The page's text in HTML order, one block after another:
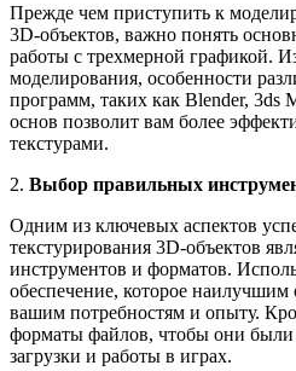
Прежде чем приступить к
3D-объектов, важно понять
работы с трехмерной графикой.
моделирования, особенности
программ, таких как Blender,
основ позволит вам более
текстурами.
2. Выбор правильных
Одним из ключевых аспектов
текстурирования 3D-объектов
инструментов и форматов.
обеспечение, которое наилучшим
вашим потребностям и опыту.
форматы файлов, чтобы они
загрузки и работы в играх.